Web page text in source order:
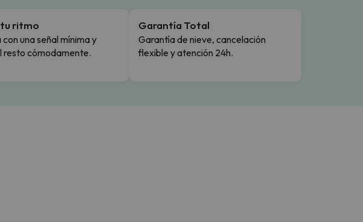
tu ritmo
una señal mínima y
resto cómodamente.
Garantía Total
Garantía de nieve, cancelación
flexible y atención 24h.